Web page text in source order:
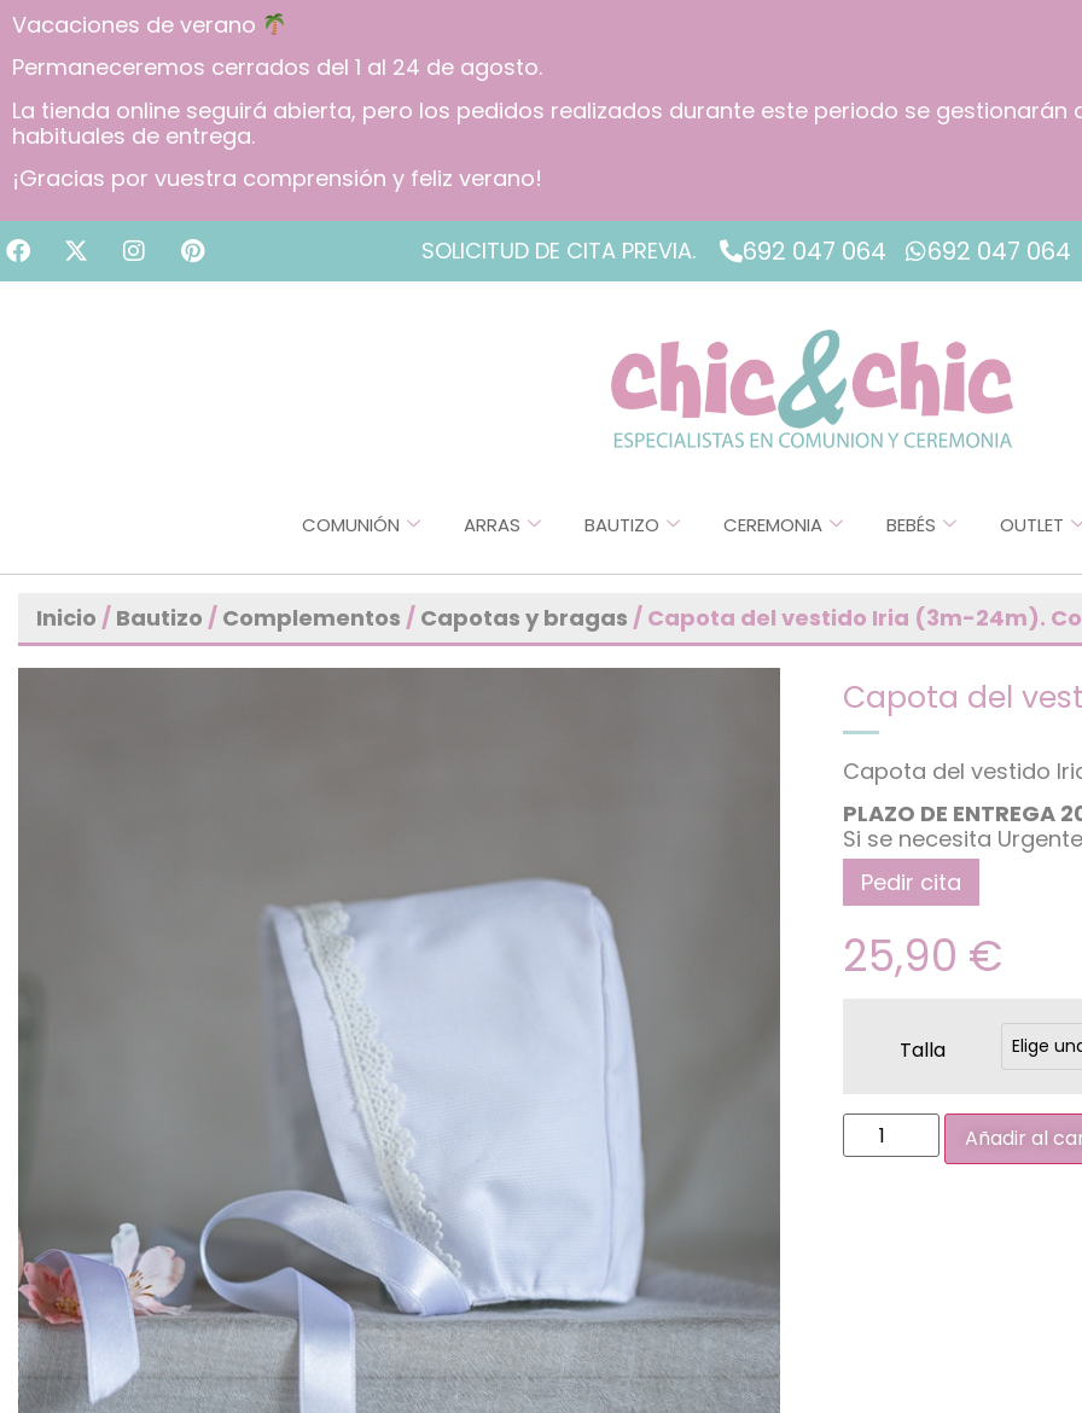
Vacaciones de verano
Permaneceremos cerrados del 1 al 24 de agosto.
La tienda online seguirá abierta, pero los pedidos realizados durante este periodo se
habituales de entrega.
¡Gracias por vuestra comprensión y feliz verano!
SOLICITUD DE CITA PREVIA. 692 047 064 692 047 064
COMUNIÓN ARRAS BAUTIZO CEREMONIA BEBÉS OUTLET
Inicio / Bautizo / Complementos / Capotas y bragas / Capota del vestido Iria (3m-24m).
Capota del
Capota del vestido
PLAZO DE ENTREGA
Si se necesita
Pedir cita
25,90 €
Talla
Añadir al